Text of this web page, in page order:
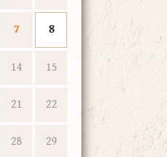
7 8
14 15
21 22
28 29